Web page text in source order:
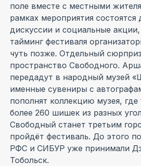
поле вместе с местными
рамках мероприятия состоятся
дискуссии и социальные
тайминг фестиваля
чуть позже. Отдельный
пространство Свободного.
передадут в народный музей
именные сувениры с
пополнят коллекцию музея, где
более 260 шишек из разных
Свободный станет третьим
пройдёт фестиваль. До этого
РФС и СИБУР уже принимали
Тобольск.